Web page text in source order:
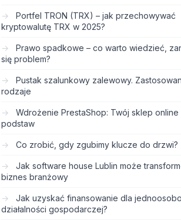
Portfel TRON (TRX) – jak przechowywać
kryptowalutę TRX w 2025?
Prawo spadkowe – co warto wiedzieć,
się problem?
Pustak szalunkowy zalewowy.
rodzaje
Wdrożenie PrestaShop: Twój sklep online
podstaw
Co zrobić, gdy zgubimy klucze do drzwi?
Jak software house Lublin może
biznes branżowy
Jak uzyskać finansowanie dla
działalności gospodarczej?